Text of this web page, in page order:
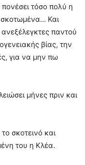
τόσο πολύ η
Και
παντού
βίας, την
για να μην πω
μήνες πριν και
σκοτεινό και
του η Κλέα.